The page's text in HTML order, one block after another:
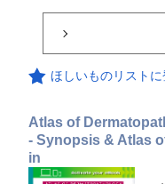
ほしいものリストに
Atlas of
- Synopsis & Atlas
in